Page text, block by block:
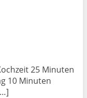
25 Minuten
10 Minuten